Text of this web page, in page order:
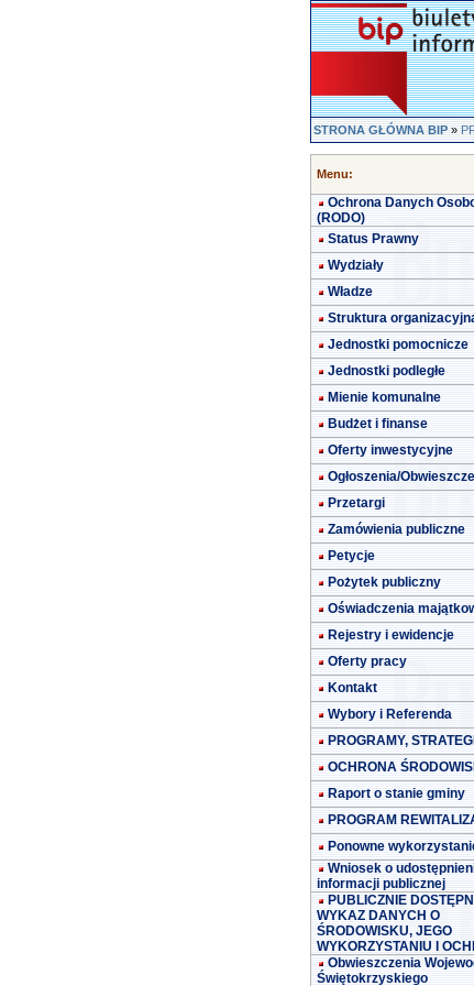
STRONA GŁÓWNA BIP»
Menu:
Ochrona Danych
(RODO)
Status Prawny
Wydziały
Władze
Struktura
Jednostki pomocnicze
Jednostki podległe
Mienie komunalne
Budżet i finanse
Oferty inwestycyjne
Ogłoszenia/
Przetargi
Zamówienia publiczne
Petycje
Pożytek publiczny
Oświadczenia
Rejestry i ewidencje
Oferty pracy
Kontakt
Wybory i Referenda
PROGRAMY,
OCHRONA
Raport o stanie gminy
PROGRAM
Ponowne
Wniosek o
informacji publicznej
PUBLICZNIE
WYKAZ DANYCH O
ŚRODOWISKU, JEGO
WYKORZYSTANIU I
Obwieszczenia
Świętokrzyskiego